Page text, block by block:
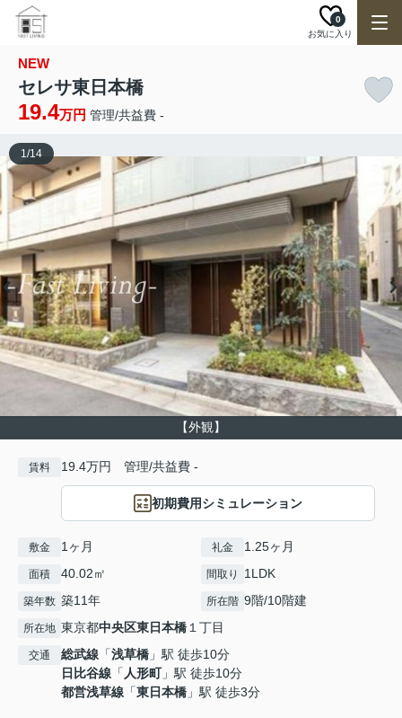
お気に入り
0
NEW
セレサ東日本橋
19.4万円 管理/共益費 -
【外観】
1/14
賃料 19.4万円 管理/共益費 -
初期費用シミュレーション
敷金 1ヶ月 礼金 1.25ヶ月
面積 40.02㎡ 間取り 1LDK
築年数 築11年 所在階 9階/10階建
所在地 東京都中央区東日本橋１丁目
交通 総武線 「浅草橋 」駅 徒歩10分
日比谷線 「 人形町」駅 徒歩10分
都営浅草線 「東日本橋 」駅 徒歩3分